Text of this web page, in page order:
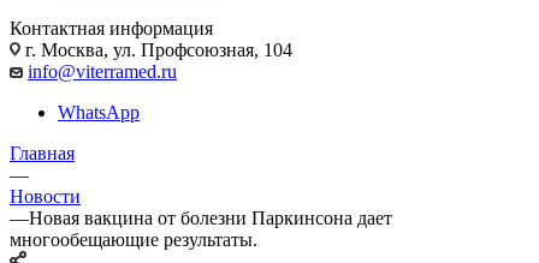
Контактная информация
г. Москва, ул. Профсоюзная, 104
info@viterramed.ru
WhatsApp
Главная
—
Новости
—Новая вакцина от болезни Паркинсона дает
многообещающие результаты.